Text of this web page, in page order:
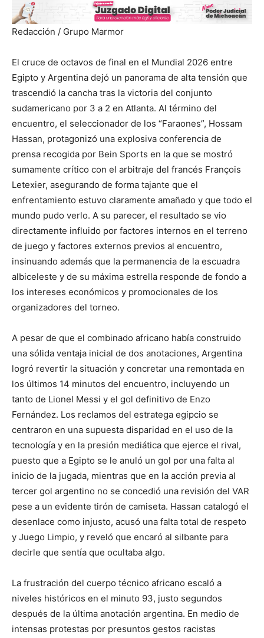
Redacción / Grupo Marmor
El cruce de octavos de final en el Mundial 2026 entre
Egipto y Argentina dejó un panorama de alta tensión que
trascendió la cancha tras la victoria del conjunto
sudamericano por 3 a 2 en Atlanta. Al término del
encuentro, el seleccionador de los “Faraones”, Hossam
Hassan, protagonizó una explosiva conferencia de
prensa recogida por Bein Sports en la que se mostró
sumamente crítico con el arbitraje del francés François
Letexier, asegurando de forma tajante que el
enfrentamiento estuvo claramente amañado y que todo el
mundo pudo verlo. A su parecer, el resultado se vio
directamente influido por factores internos en el terreno
de juego y factores externos previos al encuentro,
insinuando además que la permanencia de la escuadra
albiceleste y de su máxima estrella responde de fondo a
los intereses económicos y promocionales de los
organizadores del torneo.
A pesar de que el combinado africano había construido
una sólida ventaja inicial de dos anotaciones, Argentina
logró revertir la situación y concretar una remontada en
los últimos 14 minutos del encuentro, incluyendo un
tanto de Lionel Messi y el gol definitivo de Enzo
Fernández. Los reclamos del estratega egipcio se
centraron en una supuesta disparidad en el uso de la
tecnología y en la presión mediática que ejerce el rival,
puesto que a Egipto se le anuló un gol por una falta al
inicio de la jugada, mientras que en la acción previa al
tercer gol argentino no se concedió una revisión del VAR
pese a un evidente tirón de camiseta. Hassan catalogó el
desenlace como injusto, acusó una falta total de respeto
y Juego Limpio, y reveló que encaró al silbante para
decirle que sentía que ocultaba algo.
La frustración del cuerpo técnico africano escaló a
niveles históricos en el minuto 93, justo segundos
después de la última anotación argentina. En medio de
intensas protestas por presuntos gestos racistas